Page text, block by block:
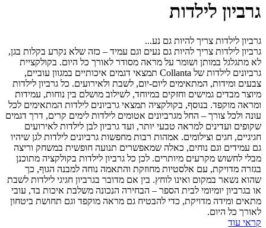
לילדות
לילדות צריך להיות גם נע...
לילדות צריך להיות גם נעים וגם עמיד – כזה שלא נקרע בקלות בגן,
במותן ושומר על מראה מסודר לאורך כל היום. בקולקציית
גרביונים לילדות של Collanta תמצאי דגמים איכותיים במגוון עוביים,
ומידות, המתאימים ליום-יום, לשבת ולאירועים. כל גרביון לילדות
מבדים גמישים וחזקים במיוחד, לשילוב מושלם בין נוחות, עמידות
מוקפד. בנוסף, בקולקציה תמצאי גרביונים לילדות המתאימים לכל
צורך – החל מגרביונים אטומים לילדות לימים קרים, דרך דגמים
ועדינים למראה טבעי יותר, ועד גרביון לבן לילדות לאירועים
חגים וצילומים. אמהות רבות מחפשות גרביונים לילדות לגן שיהיו
וגם נוחים, כאלה שמאפשרים תנועה חופשית במשחק וריצה
מקרעים מיותרים. לכן כל גרביון לילדות בקולקציה מתוכנן
מדויקת, עם אלסטיות מחוזקת והתאמה נוחה למבנה הגוף, כך
במקום ואינו לוחץ. בין אם מדובר בגרביון חגיגי לילדות לשבת
יומיומי לבית הספר – הבחירה הנכונה משלבת איכות בד, עובי
ומידה מדויקת, כדי להבטיח גם מראה מוקפד וגם תחושת ביטחון
כל היום.